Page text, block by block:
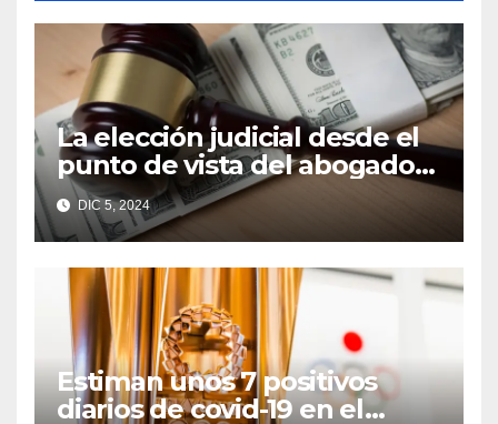
La elección judicial desde el
punto de vista del abogado
Edgar Galindo Macedo
DIC 5, 2024
Estiman unos 7 positivos
diarios de covid-19 en el